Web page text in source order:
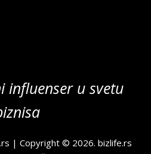
influenser u svetu
| Copyright © 2026.bizlife.rs